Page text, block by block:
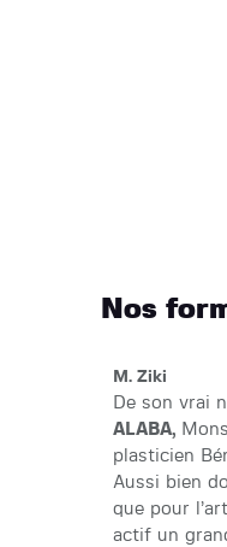
Nos
M. Ziki
De son vrai
ALABA,
plasticien
Aussi bien
que pour
actif un